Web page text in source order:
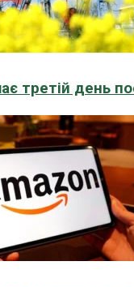
третій день